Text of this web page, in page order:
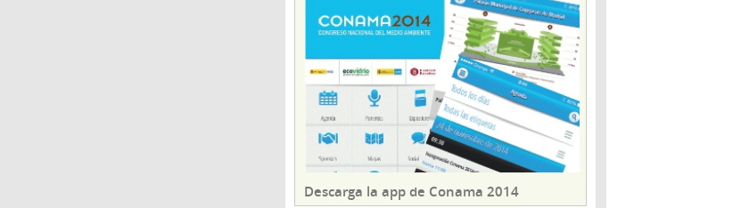
Descarga la app de Conama 2014